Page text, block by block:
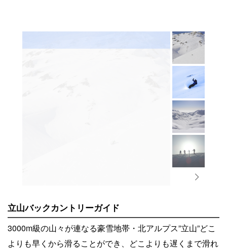
立山バックカントリーガイド
3000m級の山々が連なる豪雪地帯・北アルプス”立山”どこ
よりも早くから滑ることができ、どこよりも遅くまで滑れ